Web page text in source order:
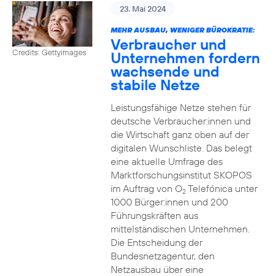
Credits: Gettyimages
23. Mai 2024
MEHR AUSBAU, WENIGER BÜROKRATIE:
Verbraucher und
Unternehmen fordern
wachsende und
stabile Netze
Leistungsfähige Netze stehen für
deutsche Verbraucher:innen und
die Wirtschaft ganz oben auf der
digitalen Wunschliste. Das belegt
eine aktuelle Umfrage des
Marktforschungsinstitut SKOPOS
im Auftrag von O2Telefónica unter
1000 Bürger:innen und 200
Führungskräften aus
mittelständischen Unternehmen.
Die Entscheidung der
Bundesnetzagentur, den
Netzausbau über eine